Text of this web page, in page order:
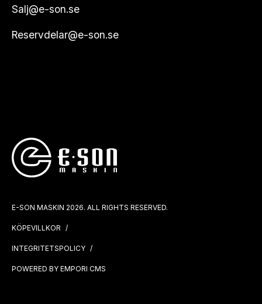
Salj@e-son.se
Reservdelar@e-son.se
E-SON MASKIN 2026. ALL RIGHTS RESERVED.
KÖPEVILLKOR
INTEGRITETSPOLICY
POWERED BY EMPORI CMS